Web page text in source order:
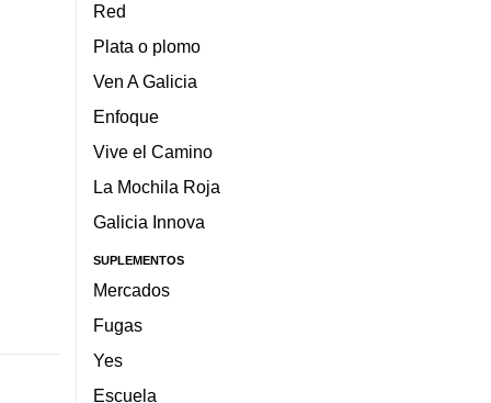
Red
Plata o plomo
Ven A Galicia
Enfoque
Vive el Camino
La Mochila Roja
Galicia Innova
SUPLEMENTOS
Mercados
Fugas
Yes
Escuela